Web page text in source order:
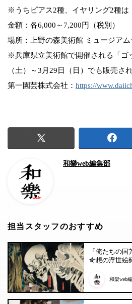
※うちピアス2種、イヤリング2種は
金額：各6,000～7,200円（税別）
場所：上野の森美術館 ミュージア
※兵庫県立美術館で開催される「ゴ
（土）～3月29日（日）でも販売され
第一園芸株式会社： https://
和樂web編集部
担当スタッフのおすすめ
「俺たちの
奇想の浮世絵
和樂web